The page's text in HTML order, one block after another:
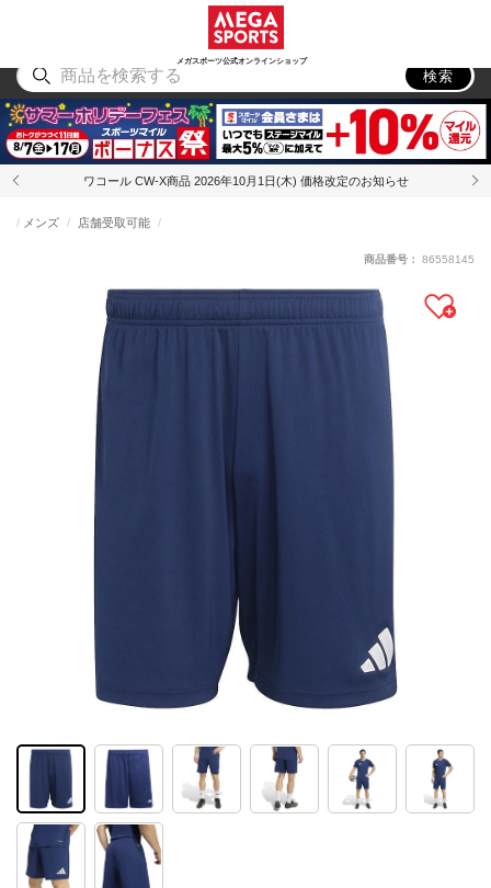
メガスポーツ公式オンラインショップ
アウトドア
検索
ワコール CW-X商品 2026年10月1日(木) 価格改定のお知らせ
メンズ 店舗受取可能
商品番号： 86558145